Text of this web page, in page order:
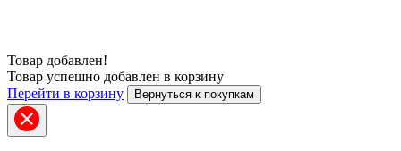
Товар добавлен!
Товар успешно добавлен в корзину
Перейти в корзину
Вернуться к покупкам